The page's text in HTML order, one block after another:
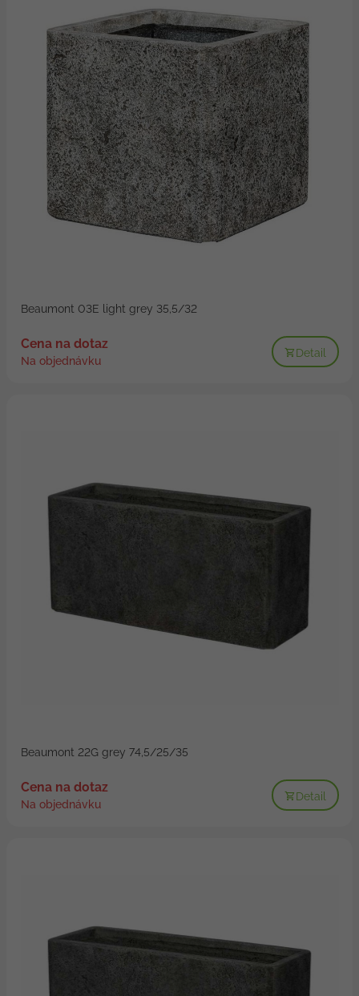
Beaumont 03E light grey 35,5/32
Cena na dotaz
Na objednávku
Detail
Beaumont 22G grey 74,5/25/35
Cena na dotaz
Na objednávku
Detail